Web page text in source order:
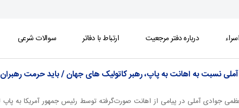
درباره دفتر مرجعیت ارتباط با دفاتر سوالات شرعی
نسبت به اهانت به پاپ، رهبر کاتولیک های جهان / باید حرمت
جوادی آملی در پیامی از اهانت صورت‌گرفته توسط رئیس جمهور آمریکا به